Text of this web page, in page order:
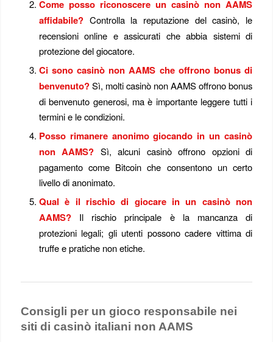
Come posso riconoscere un casinò non AAMS
affidabile?Controlla la reputazione del casinò, le
recensioni online e assicurati che abbia sistemi di
protezione del giocatore.
Ci sono casinò non AAMS che offrono bonus di
benvenuto?Sì, molti casinò non AAMS offrono bonus
di benvenuto generosi, ma è importante leggere tutti i
termini e le condizioni.
Posso rimanere anonimo giocando in un casinò
non AAMS? Sì, alcuni casinò offrono opzioni di
pagamento come Bitcoin che consentono un certo
livello di anonimato.
Qual è il rischio di giocare in un casinò non
AAMS?Il rischio principale è la mancanza di
protezioni legali; gli utenti possono cadere vittima di
truffe e pratiche non etiche.
Consigli per un gioco responsabile nei
siti di casinò italiani non AAMS